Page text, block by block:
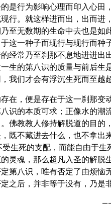
是行为影响心理而印入心田
行。就这样进而出，出而进
至无数期的生命中去也是如
这一种子而现行与现行而种
经常乃至刹那不息地进进出
生的第八识的质量与前后生
我们才会有浮沉生死而至越
在，便是存在于这一刹那
识的本质可求；正像水的潮
佛教教人修持解脱道的目的
既不藏进去什么，也不拿出
受生死的支配，而能自由于
灵魂，那么超凡入圣的解脱
第八识，唯有否定了由烦恼
之后，并非等于没有，乃是